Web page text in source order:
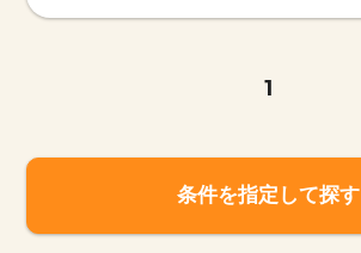
1
条件を指定して探す
該当件数